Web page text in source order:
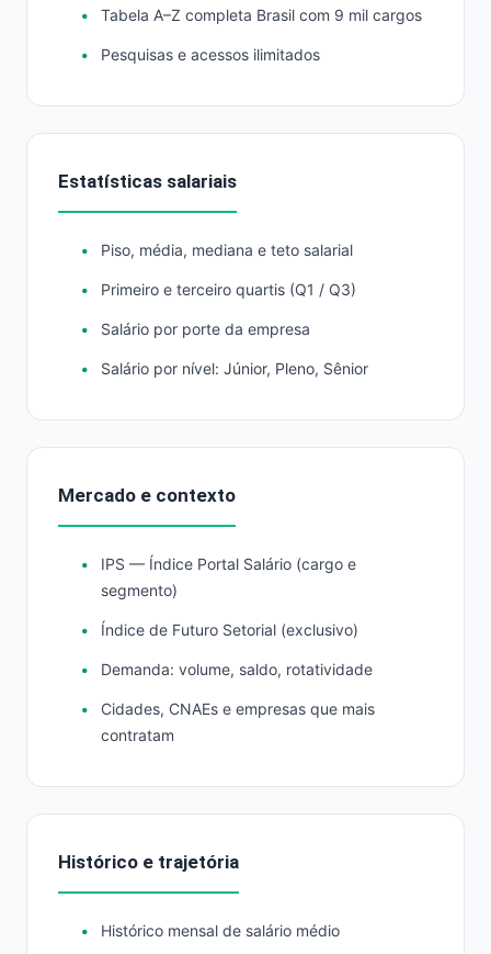
Tabela A–Z completa Brasil com 9 mil cargos
Pesquisas e acessos ilimitados
Estatísticas salariais
Piso, média, mediana e teto salarial
Primeiro e terceiro quartis (Q1 / Q3)
Salário por porte da empresa
Salário por nível: Júnior, Pleno, Sênior
Mercado e contexto
IPS — Índice Portal Salário (cargo e
segmento)
Índice de Futuro Setorial (exclusivo)
Demanda: volume, saldo, rotatividade
Cidades, CNAEs e empresas que mais
contratam
Histórico e trajetória
Histórico mensal de salário médio